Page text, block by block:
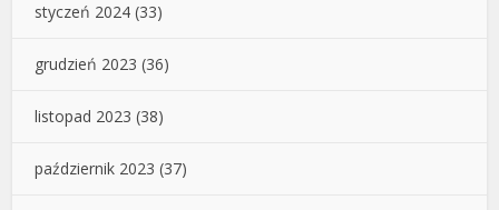
styczeń 2024 (33)
grudzień 2023 (36)
listopad 2023 (38)
październik 2023 (37)